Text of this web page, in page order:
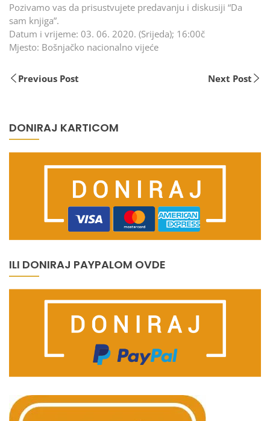
Pozivamo vas da prisustvujete predavanju i diskusiji “Da
sam knjiga”.
Datum i vrijeme: 03. 06. 2020. (Srijeda); 16:00č
Mjesto: Bošnjačko nacionalno vijeće
Previous Post Next Post
DONIRAJ KARTICOM
ILI DONIRAJ PAYPALOM OVDE